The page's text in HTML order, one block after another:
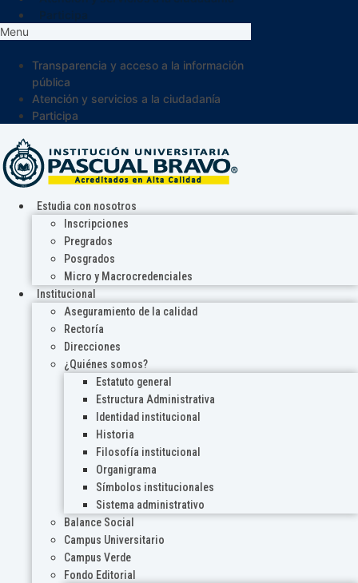
Menu
Transparencia y acceso a la información
pública
Atención y servicios a la ciudadanía
Participa
Estudia con nosotros
Inscripciones
Pregrados
Posgrados
Micro y Macrocredenciales
Institucional
Aseguramiento de la calidad
Rectoría
Direcciones
¿Quiénes somos?
Estatuto general
Estructura Administrativa
Identidad institucional
Historia
Filosofía institucional
Organigrama
Símbolos institucionales
Sistema administrativo
Balance Social
Campus Universitario
Campus Verde
Fondo Editorial